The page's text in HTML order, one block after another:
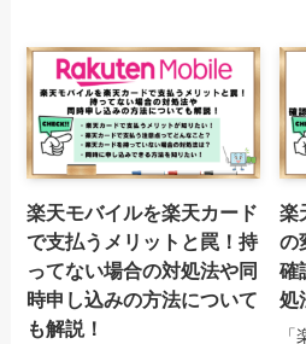
楽天モバイルを楽天カード
で支払うメリットと罠！持
ってない場合の対処法や同
時申し込みの方法について
も解説！
楽
の
確
処